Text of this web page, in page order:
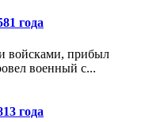
года
войсками, прибыл
военный с...
года